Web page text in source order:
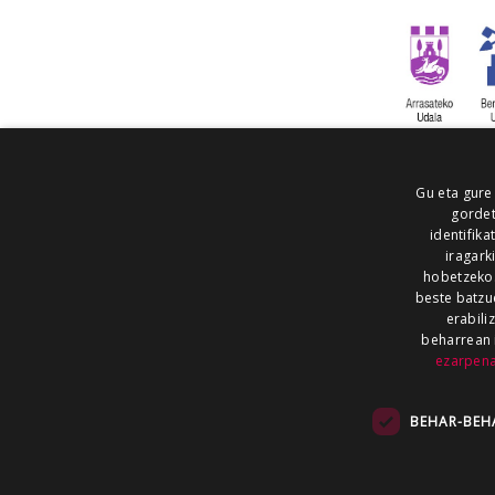
ALEA
NOAUA
Gu eta
hobetzeko.
beste
beharrean
BEHAR-